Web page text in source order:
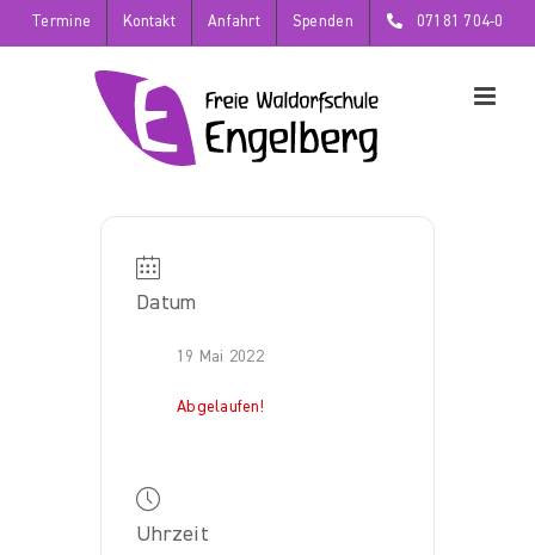
Zum
Inhalt
Termine Kontakt Anfahrt Spenden 07181 704-0
Datum
19 Mai 2022
Abgelaufen!
Uhrzeit